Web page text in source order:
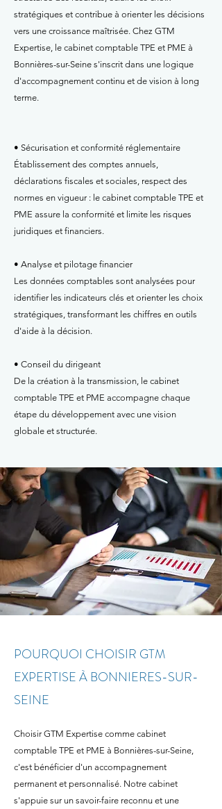
stratégiques et contribue à orienter les décisions
vers une croissance maîtrisée. Chez GTM
Expertise, le cabinet comptable TPE et PME à
Bonnières-sur-Seine s'inscrit dans une logique
d'accompagnement continu et de vision à long
terme.
• Sécurisation et conformité réglementaire
Établissement des comptes annuels,
déclarations fiscales et sociales, respect des
normes en vigueur : le cabinet comptable TPE et
PME assure la conformité et limite les risques
juridiques et financiers.
• Analyse et pilotage financier
Les données comptables sont analysées pour
identifier les indicateurs clés et orienter les choix
stratégiques, transformant les chiffres en outils
d'aide à la décision.
• Conseil du dirigeant
De la création à la transmission, le cabinet
comptable TPE et PME accompagne chaque
étape du développement avec une vision
globale et structurée.
POURQUOI CHOISIR GTM
EXPERTISE À BONNIERES-SUR-
SEINE
Choisir GTM Expertise comme cabinet
comptable TPE et PME à Bonnières-sur-Seine,
c'est bénéficier d'un accompagnement
permanent et personnalisé. Notre cabinet
s'appuie sur un savoir-faire reconnu et une